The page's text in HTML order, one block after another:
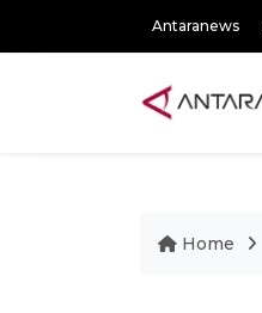
Antaranews
Home